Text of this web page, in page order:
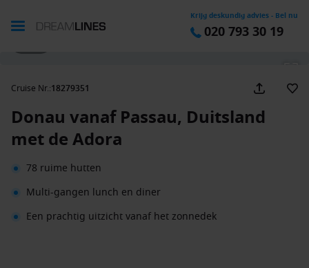
Krijg deskundig advies - Bel nu
020 793 30 19
Cruise Nr.:18279351
Donau vanaf Passau, Duitsland
met de Adora
78 ruime hutten
Multi-gangen lunch en diner
Een prachtig uitzicht vanaf het zonnedek